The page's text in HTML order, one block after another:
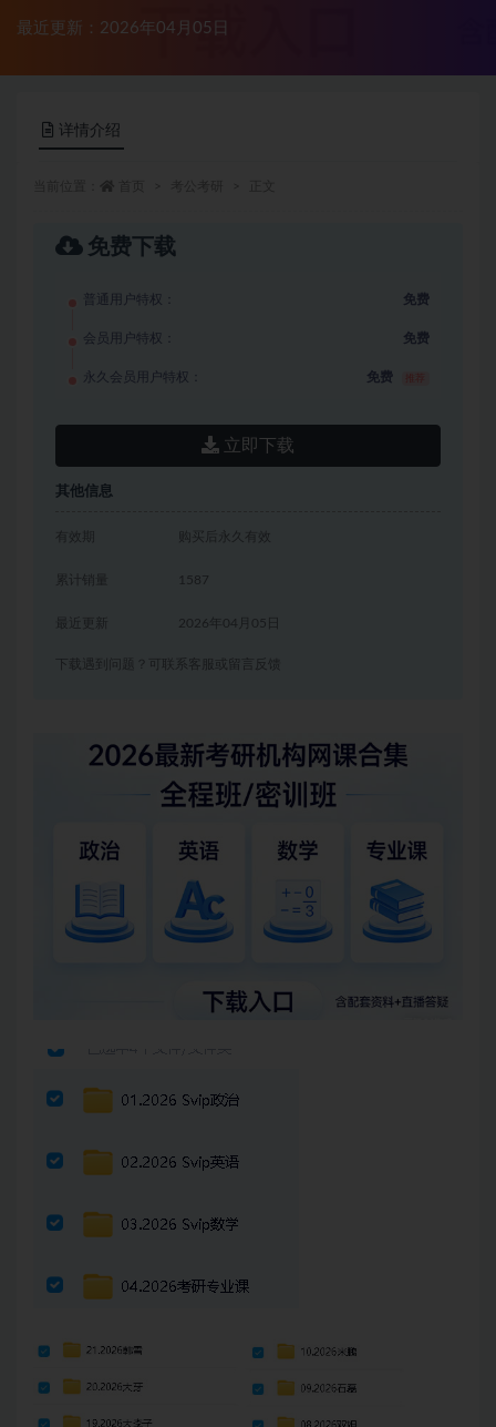
最近更新：2026年04月05日
详情介绍
免费下载
普通用户特权： 免费
会员用户特权： 免费
永久会员用户特权： 免费
立即下载
其他信息
有效期 购买后永久有效
累计销量 1587
2026年04月05日
下载遇到问题？可联系客服或留言反馈